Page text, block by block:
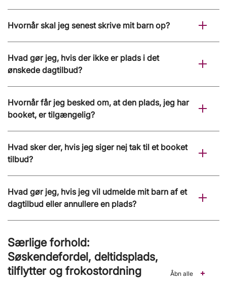
Hvornår skal jeg senest skrive mit barn op?
Hvad gør jeg, hvis der ikke er plads i det
ønskede dagtilbud?
Hvornår får jeg besked om, at den plads, jeg har
booket, er tilgængelig?
Hvad sker der, hvis jeg siger nej tak til et booket
tilbud?
Hvad gør jeg, hvis jeg vil udmelde mit barn af et
dagtilbud eller annullere en plads?
Særlige forhold:
Søskendefordel, deltidsplads,
tilflytter og frokostordning
Åbn alle